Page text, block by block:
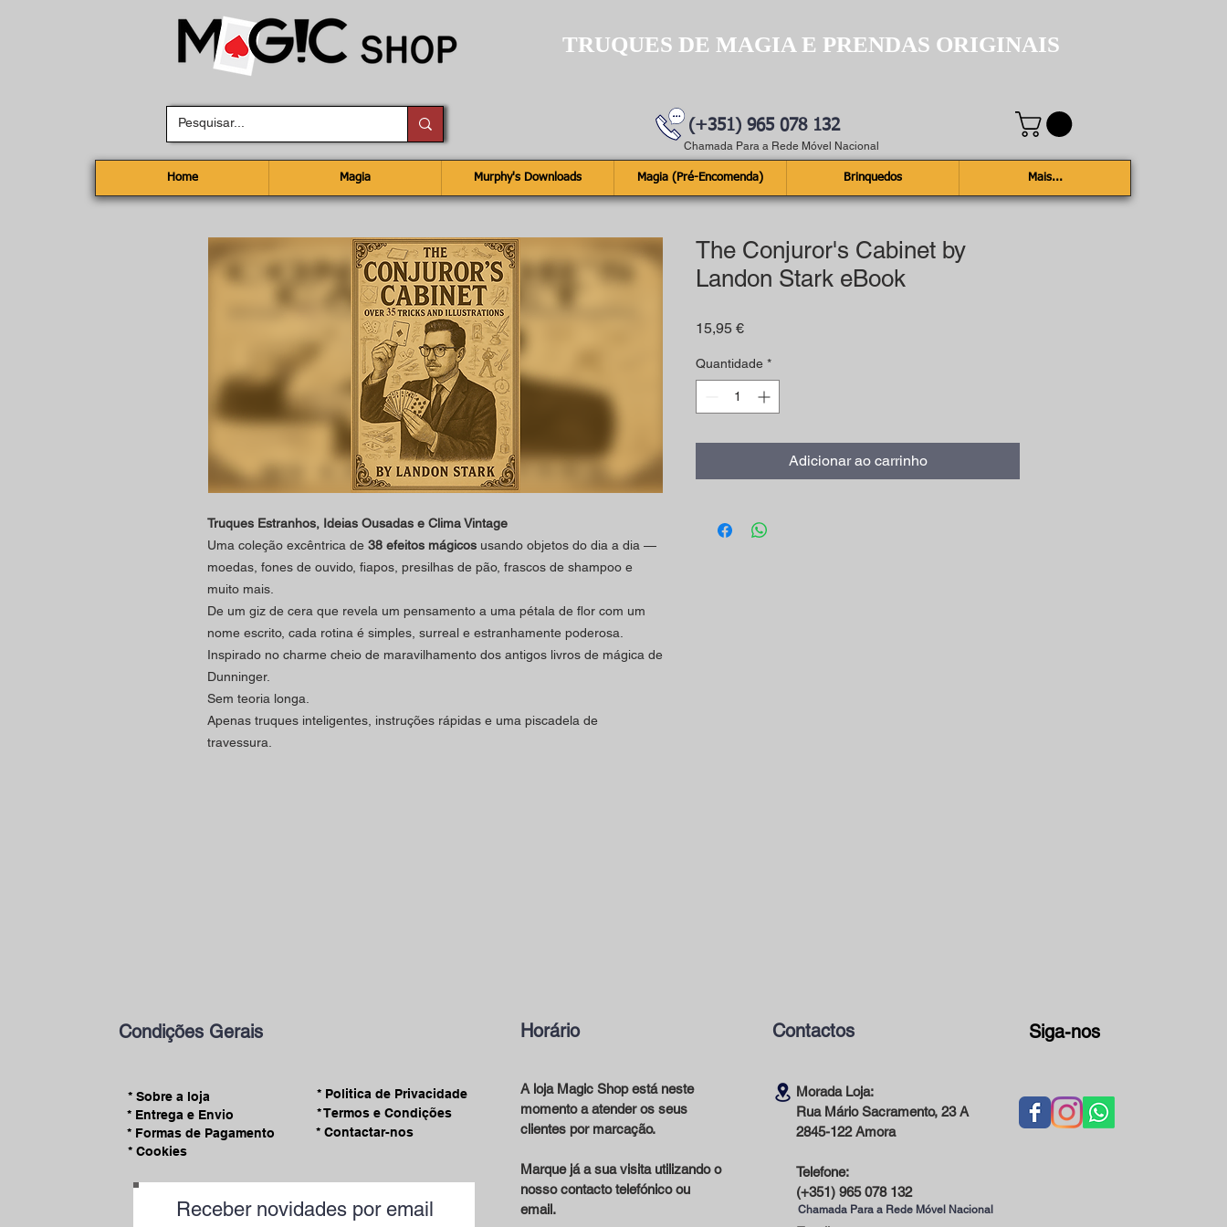
TRUQUES DE MAGIA E PRENDAS ORIGINAIS
(+351) 965 078 132
Chamada Para a Rede Móvel Nacional
Home Magia Murphy's Downloads Magia (Pré-Encomenda) Brinquedos Mais...
Truques Estranhos, Ideias Ousadas e Clima Vintage
Uma coleção excêntrica de 38 efeitos mágicos usando objetos do dia a dia —
moedas, fones de ouvido, fiapos, presilhas de pão, frascos de shampoo e
muito mais.
De um giz de cera que revela um pensamento a uma pétala de flor com um
nome escrito, cada rotina é simples, surreal e estranhamente poderosa.
Inspirado no charme cheio de maravilhamento dos antigos livros de mágica de
Dunninger.
Sem teoria longa.
Apenas truques inteligentes, instruções rápidas e uma piscadela de
travessura.
The Conjuror's Cabinet by
Landon Stark eBook
15,95 €Preço
Quantidade *
Adicionar ao carrinho
Condições Gerais
* Sobre a loja
* Formas de Pagamento
* Entrega e Envio
* Cookies
* Contactar-nos
* Termos e Condições
* Politica de Privacidade
Receber novidades por email
Horário
A loja Magic Shop está neste
momento a atender os seus
clientes por marcação.
Marque já a sua visita utilizando o
nosso contacto telefónico ou
email.
Contactos Siga-nos
Morada Loja:
Rua Mário Sacramento, 23 A
2845-122 Amora
Telefone:
(+351) 965 078 132
Chamada Para a Rede Móvel Nacional